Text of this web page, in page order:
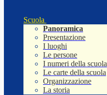
Scuola
Panoramica
Presentazione
I luoghi
Le persone
I numeri della scuola
Le carte della scuola
Organizzazione
La storia